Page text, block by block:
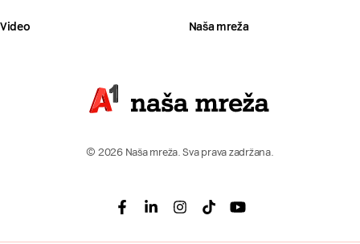
Video Naša mreža
© 2026 Naša mreža. Sva prava zadržana.
Facebook
LinkedinInstagram
TiktokYoutube